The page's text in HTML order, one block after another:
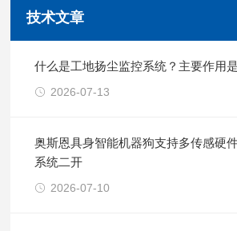
技术文章
什么是工地扬尘监控系统？主要作用
2026-07-13
奥斯恩具身智能机器狗支持多传感硬
系统二开
2026-07-10